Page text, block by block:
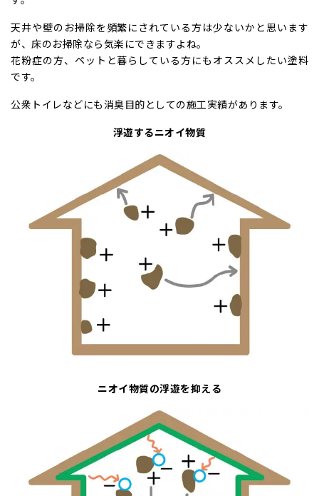
天井や壁のお掃除を頻繁にされている方は少ないかと思います
が、床のお掃除なら気楽にできますよね。
花粉症の方、ペットと暮らしている方にもオススメしたい塗料
です。
公衆トイレなどにも消臭目的としての施工実績があります。
浮遊するニオイ物質
ニオイ物質の浮遊を抑える